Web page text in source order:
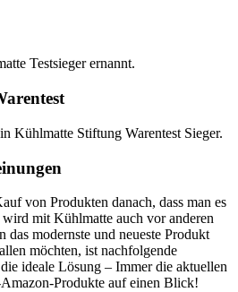
Testsieger ernannt.
Kühlmatte Stiftung Warentest Sieger.
von Produkten danach, dass man es
mit Kühlmatte auch vor anderen
das modernste und neueste Produkt
möchten, ist nachfolgende
ideale Lösung – Immer die aktuellen
Produkte auf einen Blick!